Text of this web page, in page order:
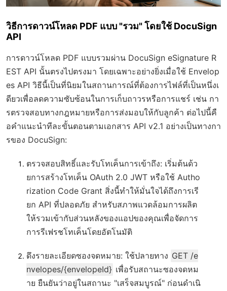
วิธีการดาวน์โหลด PDF แบบ "รวม" โดยใช้ DocuSign
API
การดาวน์โหลด PDF แบบรวมผ่าน DocuSign eSignature R
EST API นั้นตรงไปตรงมา โดยเฉพาะอย่างยิ่งเมื่อใช้ Envelop
es API วิธีนี้เป็นที่นิยมในสถานการณ์ที่ต้องการไฟล์ที่เป็นหนึ่งเ
ดียวเพื่อลดความซับซ้อนในการเก็บถาวรหรือการแชร์ เช่น กา
รตรวจสอบทางกฎหมายหรือการส่งมอบให้กับลูกค้า ต่อไปนี้คื
อคำแนะนำทีละขั้นตอนตามเอกสาร API v2.1 อย่างเป็นทางกา
รของ DocuSign:
ตรวจสอบสิทธิ์และรับโทเค็นการเข้าถึง: เริ่มต้นด้ว
ยการสร้างโทเค็น OAuth 2.0 JWT หรือใช้ Autho
rization Code Grant สิ่งนี้ทำให้มั่นใจได้ถึงการเรี
ยก API ที่ปลอดภัย สำหรับสภาพแวดล้อมการผลิต
ให้รวมเข้ากับส่วนหลังของแอปของคุณเพื่อจัดการ
การรีเฟรชโทเค็นโดยอัตโนมัติ
ดึงรายละเอียดซองจดหมาย: ใช้ปลายทาง GET /e
nvelopes/{envelopeId} เพื่อรับสถานะซองจดหม
าย ยืนยันว่าอยู่ในสถานะ "เสร็จสมบูรณ์" ก่อนดำเนิ